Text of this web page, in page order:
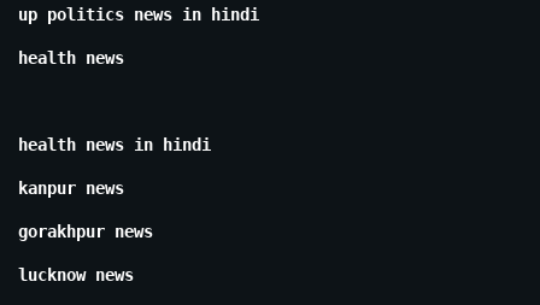
up politics news in hindi
health news
health news in hindi
kanpur news
gorakhpur news
lucknow news